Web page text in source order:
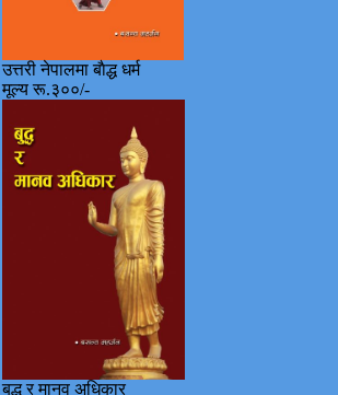
उत्तरी नेपालमा बाैद्ध धर्म
मूल्य रू.३००/-
बुद्ध र मानव अधिकार